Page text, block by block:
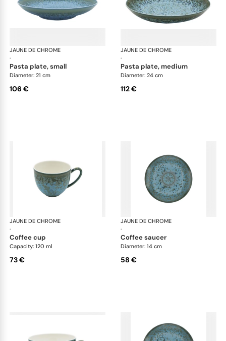
JAUNE DE CHROME
·
Nymphéa
pasta plate, small
Diameter: 21 cm
106 €
JAUNE DE CHROME
·
pasta plate, medium
Diameter: 24 cm
112 €
JAUNE DE CHROME
·
Nymphéa
coffee cup
Capacity: 120 ml
73 €
JAUNE DE CHROME
·
coffee saucer
Diameter: 14 cm
58 €